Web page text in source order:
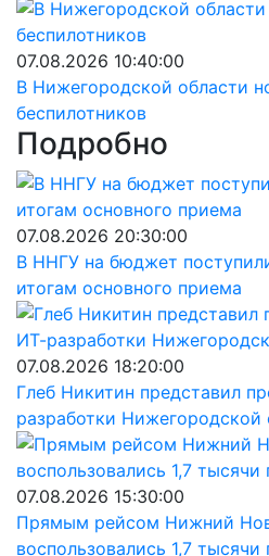
07.08.2026 10:40:00
В Нижегородской области
беспилотников
Подробно
07.08.2026 20:30:00
В ННГУ на бюджет
итогам основного приема
07.08.2026 18:20:00
Глеб Никитин представил
разработки Нижегородской
07.08.2026 15:30:00
Прямым рейсом Нижний
воспользовались 1,7